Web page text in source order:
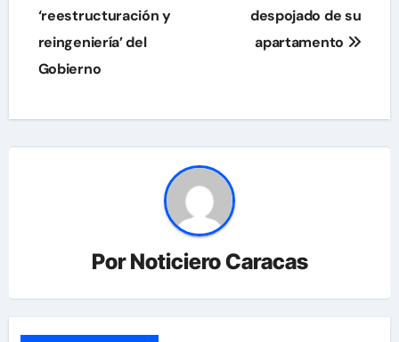
‘reestructuración y
reingeniería’ del
Gobierno
despojado de su
apartamento
PorNoticiero Caracas